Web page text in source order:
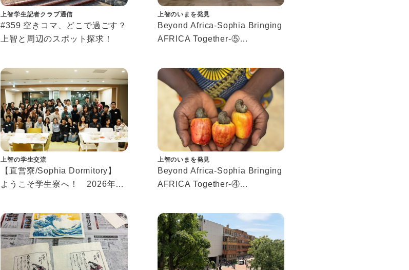
上智学生記者クラブ通信
#359 空きコマ、どこで過ごす？
上智と周辺のスポット探求！
上智のいまを発見
Beyond Africa-Sophia Bringing
AFRICA Together-⑤
上智の学生交流
【直営寮/Sophia Dormitory】
ようこそ学生寮へ！ 2026年春
Introducing Our Spring 2026
Event
上智のいまを発見
Beyond Africa-Sophia Bringing
AFRICA Together-④